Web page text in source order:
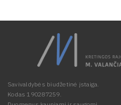
Savivaldybės biudžetinė įstaiga.
Kodas 190287259.